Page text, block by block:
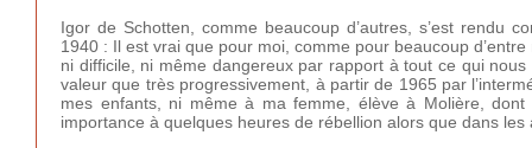
Igor de Schotten, comme beaucoup d’autres, s’est rendu
1940 : Il est vrai que pour moi, comme pour beaucoup
ni difficile, ni même dangereux par rapport à tout ce qui
valeur que très progressivement, à partir de 1965 par
mes enfants, ni même à ma femme, élève à Molière,
importance à quelques heures de rébellion alors que dans